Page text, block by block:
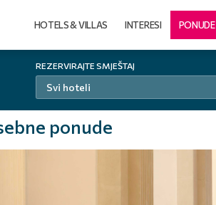
REZERVIRAJTE SMJEŠTAJ
Svi hoteli
HOTELS & VILLAS INTERESI PONUDE
ponude